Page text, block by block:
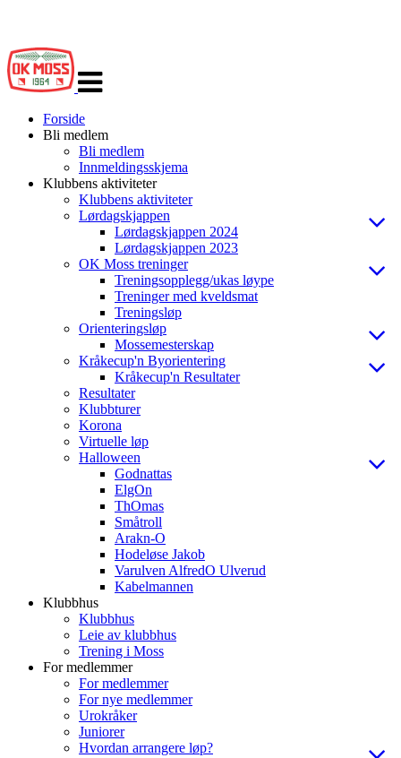
navigasjon
Forside
Bli medlem
Bli medlem
Innmeldingsskjema
Klubbens aktiviteter
Klubbens aktiviteter
Lørdagskjappen
Lørdagskjappen 2024
Lørdagskjappen 2023
OK Moss treninger
Treningsopplegg/ukas løype
Treninger med kveldsmat
Treningsløp
Orienteringsløp
Mossemesterskap
Kråkecup'n Byorientering
Kråkecup'n Resultater
Resultater
Klubbturer
Korona
Virtuelle løp
Halloween
Godnattas
ElgOn
ThOmas
Småtroll
Arakn-O
Hodeløse Jakob
Varulven AlfredO Ulverud
Kabelmannen
Klubbhus
Klubbhus
Leie av klubbhus
Trening i Moss
For medlemmer
For medlemmer
For nye medlemmer
Urokråker
Juniorer
Hvordan arrangere løp?